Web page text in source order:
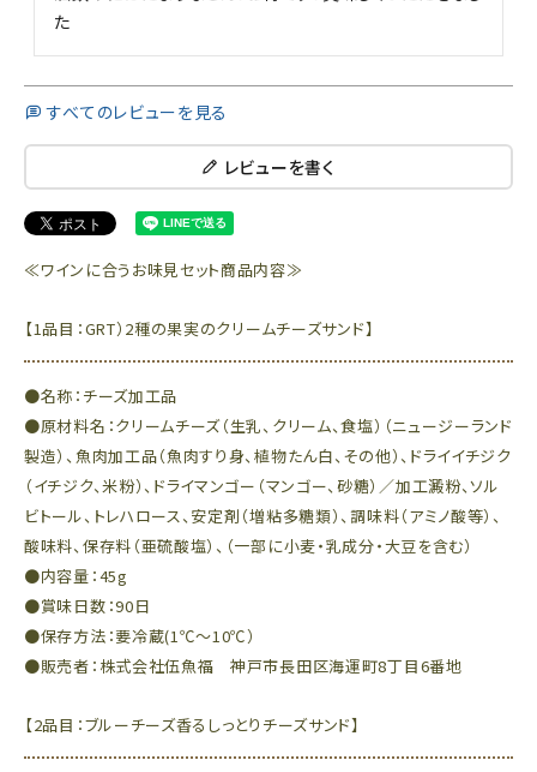
た
すべてのレビューを見る
レビューを書く
≪ワインに合うお味見セット商品内容≫
【1品目：GRT）2種の果実のクリームチーズサンド】
●名称：チーズ加工品
●原材料名：クリームチーズ（生乳、クリーム、食塩）（ニュージーランド
製造）、魚肉加工品（魚肉すり身、植物たん白、その他）、ドライイチジク
（イチジク、米粉）、ドライマンゴー（マンゴー、砂糖）／加工澱粉、ソル
ビトール、トレハロース、安定剤（増粘多糖類）、調味料（アミノ酸等）、
酸味料、保存料（亜硫酸塩）、（一部に小麦・乳成分・大豆を含む）
●内容量：45g
●賞味日数：90日
●保存方法：要冷蔵(1℃～10℃）
●販売者：株式会社伍魚福 神戸市長田区海運町8丁目6番地
【2品目：ブルーチーズ香るしっとりチーズサンド】